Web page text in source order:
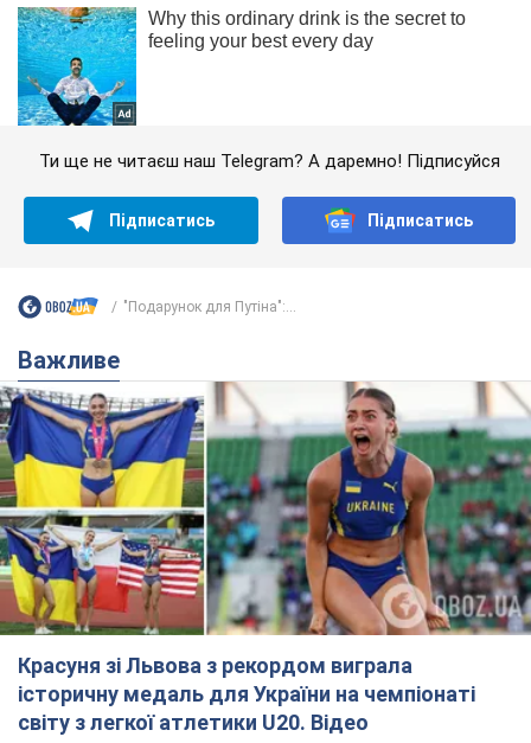
Ти ще не читаєш наш Telegram? А даремно! Підписуйся
Підписатись Підписатись
"Подарунок для Путіна":...
Важливе
Красуня зі Львова з рекордом виграла
історичну медаль для України на чемпіонаті
світу з легкої атлетики U20. Відео